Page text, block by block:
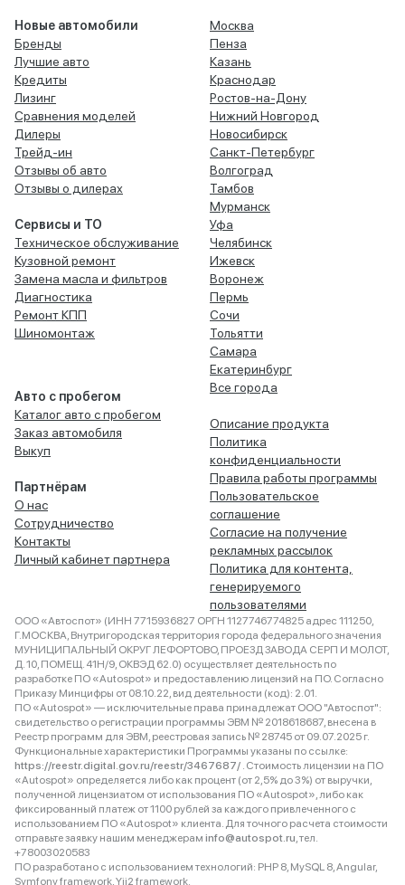
Новые автомобили
Бренды
Лучшие авто
Кредиты
Лизинг
Сравнения моделей
Дилеры
Трейд-ин
Отзывы об авто
Отзывы о дилерах
Сервисы и ТО
Техническое обслуживание
Кузовной ремонт
Замена масла и фильтров
Диагностика
Ремонт КПП
Шиномонтаж
Авто с пробегом
Каталог авто с пробегом
Заказ автомобиля
Выкуп
Партнёрам
О нас
Сотрудничество
Контакты
Личный кабинет партнера
Москва
Пенза
Казань
Краснодар
Ростов-на-Дону
Нижний Новгород
Новосибирск
Санкт-Петербург
Волгоград
Тамбов
Мурманск
Уфа
Челябинск
Ижевск
Воронеж
Пермь
Сочи
Тольятти
Самара
Екатеринбург
Все города
Описание продукта
Политика
конфиденциальности
Правила работы программы
Пользовательское
соглашение
Согласие на получение
рекламных рассылок
Политика для контента,
генерируемого
пользователями
ООО «Автоспот» (ИНН 7715936827 ОРГН 1127746774825 адрес 111250,
Г.МОСКВА, Внутригородская территория города федерального значения
МУНИЦИПАЛЬНЫЙ ОКРУГ ЛЕФОРТОВО, ПРОЕЗД ЗАВОДА СЕРП И МОЛОТ,
Д. 10, ПОМЕЩ. 41Н/9, ОКВЭД 62.0) осуществляет деятельность по
разработке ПО «Autospot» и предоставлению лицензий на ПО. Согласно
Приказу Минцифры от 08.10.22, вид деятельности (код): 2.01.
ПО «Autospot» — исключительные права принадлежат ООО "Автоспот":
свидетельство о регистрации программы ЭВМ № 2018618687, внесена в
Реестр программ для ЭВМ, реестровая запись № 28745 от 09.07.2025 г.
Функциональные характеристики Программы указаны по ссылке:
https://reestr.digital.gov.ru/reestr/3467687/ . Стоимость лицензии на ПО
«Autospot» определяется либо как процент (от 2,5% до 3%) от выручки,
полученной лицензиатом от использования ПО «Autospot», либо как
фиксированный платеж от 1100 рублей за каждого привлеченного с
использованием ПО «Autospot» клиента. Для точного расчета стоимости
отправьте заявку нашим менеджерам info@autospot.ru, тел.
+78003020583
ПО разработано с использованием технологий: PHP 8, MySQL 8, Angular,
Symfony framework, Yii2 framework.